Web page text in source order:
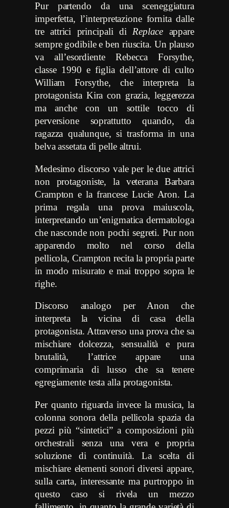
Pur partendo da una sceneggiatura
imperfetta, l’interpretazione fornita dalle
tre attrici principali di Replace appare
sempre godibile e ben riuscita. Un plauso
va all’esordienteRebecca Forsythe,
classe 1990 e figlia dell’attore di culto
William Forsythe, che interpreta la
protagonista Kira con grazia, leggerezza
ma anche con un sottile tocco di
perversione soprattutto quando, da
ragazza qualunque, si trasforma in una
belva assetata di pelle altrui.
Medesimo discorso vale per le due attrici
non protagoniste, la veterana Barbara
Crampton e la francese Lucie Aron. La
prima regala una prova maiuscola,
interpretando un’enigmatica dermatologa
che nasconde non pochi segreti. Pur non
apparendo molto nel corso della
pellicola, Crampton recita la propria parte
in modo misurato e mai troppo sopra le
righe.
Discorso analogo per Anon che
interpreta la vicina di casa della
protagonista. Attraverso una prova che sa
mischiare dolcezza, sensualità e pura
brutalità, l’attrice appare una
comprimaria di lusso che sa tenere
egregiamente testa alla protagonista.
Per quanto riguarda invece la musica, la
colonna sonora della pellicola spazia da
pezzi più “sintetici” a composizioni più
orchestrali senza una vera e propria
soluzione di continuità. La scelta di
mischiare elementi sonori diversi appare,
sulla carta, interessante ma purtroppo in
questo caso si rivela un mezzo